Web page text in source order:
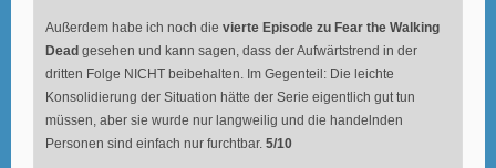
Außerdem habe ich noch die vierte Episode zu Fear the Walking
Dead gesehen und kann sagen, dass der Aufwärtstrend in der
dritten Folge NICHT beibehalten. Im Gegenteil: Die leichte
Konsolidierung der Situation hätte der Serie eigentlich gut tun
müssen, aber sie wurde nur langweilig und die handelnden
Personen sind einfach nur furchtbar. 5/10